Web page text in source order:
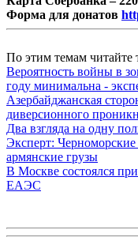
Форма для донатов
По этим темам читайте
Вероятность войны в
году минимальна -
Азербайджанская
диверсионного
Два взгляда на одну
Эксперт:
армянские грузы
В Москве состоялся
ЕАЭС